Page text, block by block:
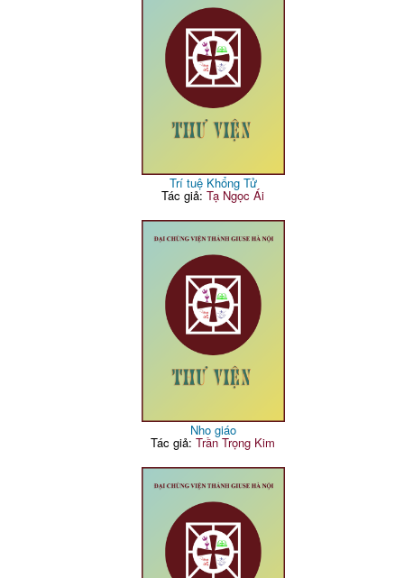
Trí tuệ Khổng Tử
Tác giả:Tạ Ngọc Ái
Nho giáo
Tác giả:Trần Trọng Kim